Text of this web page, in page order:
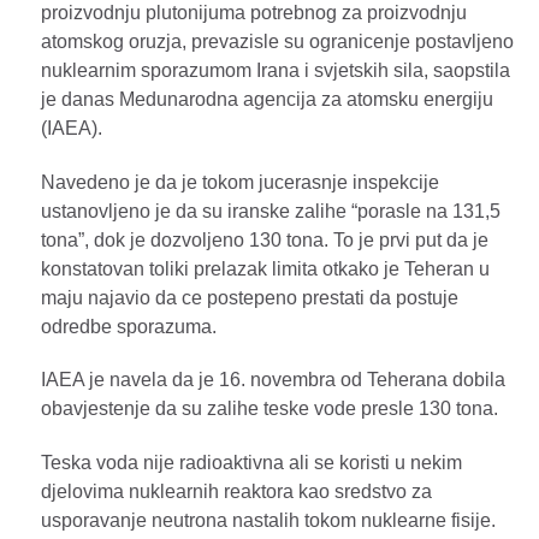
proizvodnju plutonijuma potrebnog za proizvodnju
atomskog oruzja, prevazisle su ogranicenje postavljeno
nuklearnim sporazumom Irana i svjetskih sila, saopstila
je danas Medunarodna agencija za atomsku energiju
(IAEA).
Navedeno je da je tokom jucerasnje inspekcije
ustanovljeno je da su iranske zalihe “porasle na 131,5
tona”, dok je dozvoljeno 130 tona. To je prvi put da je
konstatovan toliki prelazak limita otkako je Teheran u
maju najavio da ce postepeno prestati da postuje
odredbe sporazuma.
IAEA je navela da je 16. novembra od Teherana dobila
obavjestenje da su zalihe teske vode presle 130 tona.
Teska voda nije radioaktivna ali se koristi u nekim
djelovima nuklearnih reaktora kao sredstvo za
usporavanje neutrona nastalih tokom nuklearne fisije.